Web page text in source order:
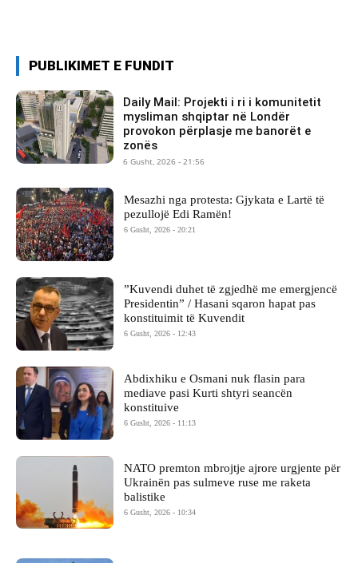
PUBLIKIMET E FUNDIT
Daily Mail: Projekti i ri i komunitetit
mysliman shqiptar në Londër
provokon përplasje me banorët e
zonës
6 Gusht, 2026 - 21:56
Mesazhi nga protesta: Gjykata e Lartë të
pezullojë Edi Ramën!
6 Gusht, 2026 - 20:21
​”Kuvendi duhet të zgjedhë me emergjencë
Presidentin” / Hasani sqaron hapat pas
konstituimit të Kuvendit
6 Gusht, 2026 - 12:43
Abdixhiku e Osmani nuk flasin para
mediave pasi Kurti shtyri seancën
konstituive
6 Gusht, 2026 - 11:13
NATO premton mbrojtje ajrore urgjente për
Ukrainën pas sulmeve ruse me raketa
balistike
6 Gusht, 2026 - 10:34